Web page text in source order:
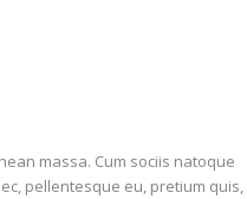
massa. Cum sociis natoque
pellentesque eu, pretium quis,